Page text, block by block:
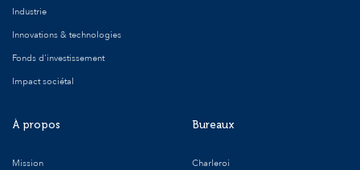
Industrie
Innovations & technologies
Fonds d'investissement
Impact sociétal
À propos
Mission
Bureaux
Charleroi